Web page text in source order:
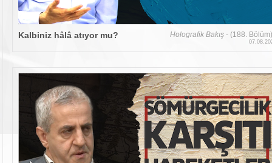
Kalbiniz hâlâ atıyor mu? Holografik Bakış - (188.